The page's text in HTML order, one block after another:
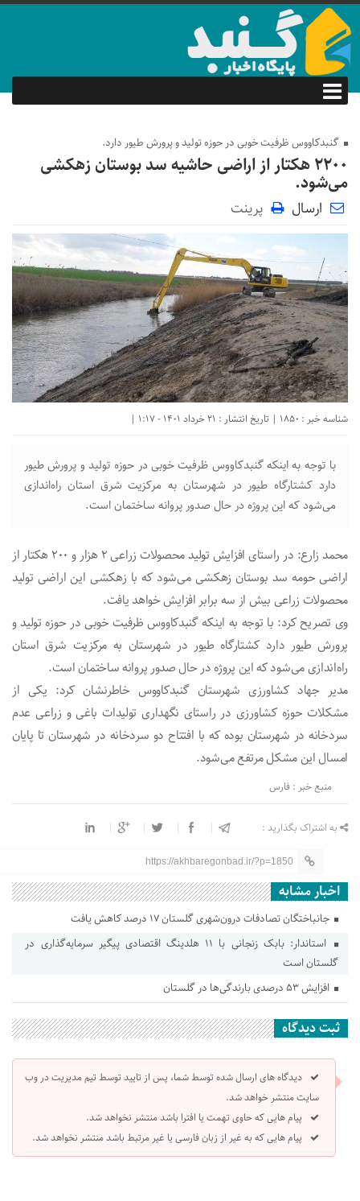
گنبدکاووس ظرفیت خوبی در حوزه تولید و پرورش طیور دارد.
۲۲۰۰ هکتار از اراضی حاشیه سد بوستان زهکشی
می‌شود.
ارسال پرینت
شناسه خبر : 1850 | تاریخ انتشار : 21 خرداد 1401 - 1:17 |
با توجه به اینکه گنبدکاووس ظرفیت خوبی در حوزه تولید و پرورش طیور
دارد کشتارگاه طیور در شهرستان به مرکزیت شرق استان راه‌اندازی
می‌شود که این پروژه در حال صدور پروانه ساختمان است‌.
محمد زارع: در راستای افزایش تولید محصولات زراعی ۲ هزار و ۲۰۰ هکتار از
اراضی حومه سد بوستان زهکشی می‌‌شود که با زهکشی این اراضی تولید
محصولات زراعی بیش از سه برابر افزایش خواهد یافت.
وی تصریح کرد: با توجه به اینکه گنبدکاووس ظرفیت خوبی در حوزه تولید و
پرورش طیور دارد کشتارگاه طیور در شهرستان به مرکزیت شرق استان
راه‌اندازی می‌شود که این پروژه در حال صدور پروانه ساختمان است‌.
مدیر جهاد کشاورزی شهرستان گنبدکاووس خاطرنشان کرد: یکی از
مشکلات حوزه کشاورزی در راستای نگهداری تولیدات باغی و زراعی عدم
سردخانه در شهرستان بوده که با افتتاح دو سردخانه در شهرستان تا پایان
امسال این مشکل مرتفع می‌شود.
منبع خبر : فارس
به اشتراک بگذارید :
https://akhbaregonbad.ir/?p=1850
اخبار مشابه
جانباختگان تصادفات درون‌شهری گلستان ۱۷ درصد کاهش یافت
استاندار: بابک زنجانی با ۱۱ هلدینگ اقتصادی پیگیر سرمایه‌گذاری در
گلستان است
افزایش ۵۳ درصدی بارندگی‌ها در گلستان
ثبت دیدگاه
دیدگاه های ارسال شده توسط شما، پس از تایید توسط تیم مدیریت در وب
سایت منتشر خواهد شد.
پیام هایی که حاوی تهمت یا افترا باشد منتشر نخواهد شد.
پیام هایی که به غیر از زبان فارسی یا غیر مرتبط باشد منتشر نخواهد شد.